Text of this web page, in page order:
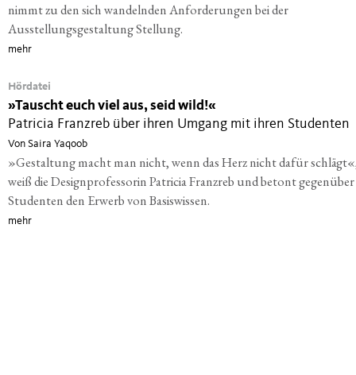
nimmt zu den sich wandelnden Anforderungen bei der
Ausstellungsgestaltung Stellung.
mehr
Hördatei
»Tauscht euch viel aus, seid wild!«
Patricia Franzreb über ihren Umgang mit ihren Studenten
Von Saira Yaqoob
»Gestaltung macht man nicht, wenn das Herz nicht dafür
weiß die Designprofessorin Patricia Franzreb und betont gegenüber
Studenten den Erwerb von Basiswissen.
mehr